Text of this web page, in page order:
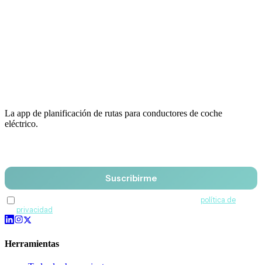
La app de planificación de rutas para conductores de coche
eléctrico.
Suscribirme
política de
privacidad
Herramientas